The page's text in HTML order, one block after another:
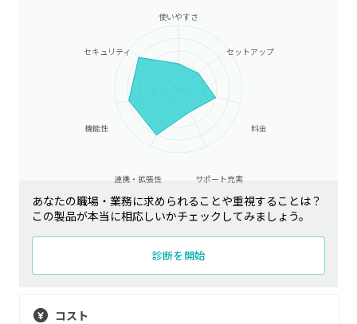
使いやすさ
セットアップ
料金
サポート充実
連携・拡張性
機能性
セキュリティ
あなたの職場・業務に求められることや重視することは？
この製品が本当に相応しいかチェックしてみましょう。
診断を開始
コスト